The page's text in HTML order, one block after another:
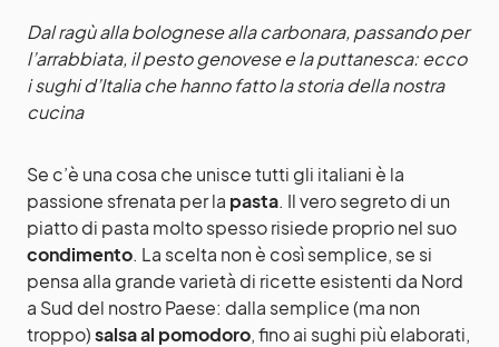
Dal ragù alla bolognese alla carbonara, passando per
l’arrabbiata, il pesto genovese e la puttanesca: ecco
i sughi d’Italia che hanno fatto la storia della nostra
cucina
Se c’è una cosa che unisce tutti gli italiani è la
passione sfrenata per la pasta. Il vero segreto di un
piatto di pasta molto spesso risiede proprio nel suo
condimento. La scelta non è così semplice, se si
pensa alla grande varietà di ricette esistenti da Nord
a Sud del nostro Paese: dalla semplice (ma non
troppo)salsa al pomodoro, fino ai sughi più elaborati,